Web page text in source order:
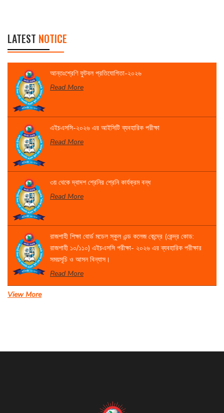
LATEST NOTICE
আন্তঃশ্রেণি ফুটবল প্রতিযোগিতা-২০২৬
Read More
এইচএসসি-২০২৬ এর আইসিটি ব্যবহারিক পরীক্ষা
Read More
৩য় থেকে দ্বাদশ শ্রেনির শ্রেনি কার্যক্রম বন্ধ
Read More
রাজশাহী শিক্ষা বোর্ড মডেল স্কুল এন্ড কলেজ কেন্দ্রে (কেন্দ্র কোড:
রাজশাহী ১০/১১০) এইচএসসি পরীক্ষা- ২০২৬ এর ব্যবহারিক পরীক্ষার
সময়সূচি ও আসন বিন্যাস।
Read More
View More